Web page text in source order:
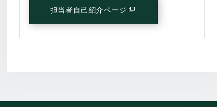
担当者自己紹介ページ